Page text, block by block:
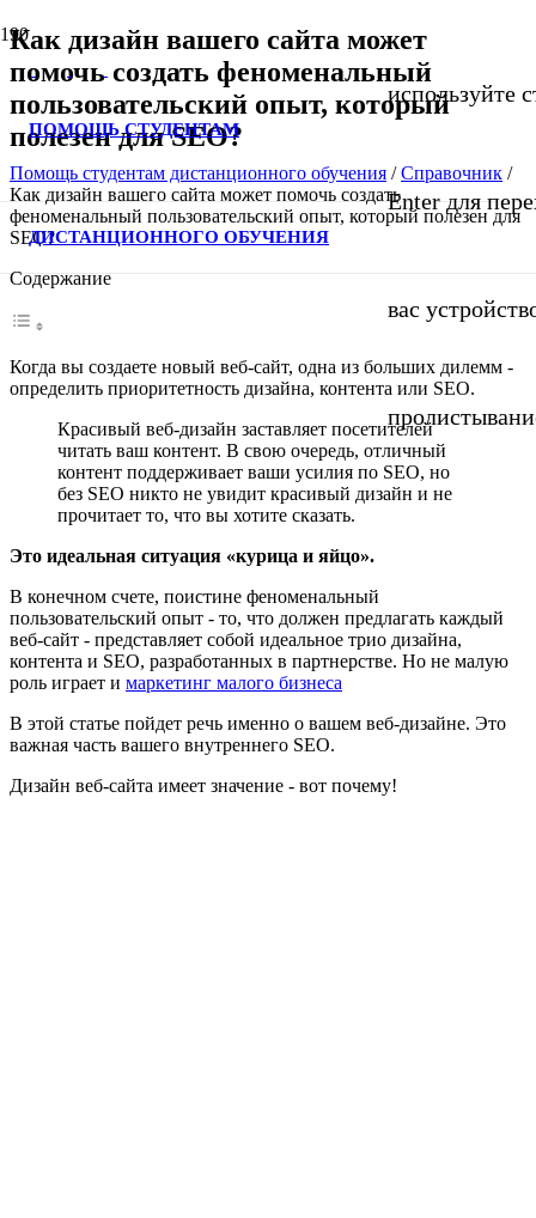
ПОМОЩЬ СТУДЕНТАМ
ДИСТАНЦИОННОГО ОБУЧЕНИЯ
используйте
Enter для
вас
Как дизайн вашего сайта может
помочь создать феноменальный
пользовательский опыт, который
полезен для SEO?
Помощь студентам дистанционного обучения /Справочник /
Как дизайн вашего сайта может помочь создать
феноменальный пользовательский опыт, который полезен для
SEO?
Содержание
Когда вы создаете новый веб-сайт, одна из больших дилемм -
определить приоритетность дизайна, контента или SEO.
Красивый веб-дизайн заставляет посетителей
читать ваш контент. В свою очередь, отличный
контент поддерживает ваши усилия по SEO, но
без SEO никто не увидит красивый дизайн и не
прочитает то, что вы хотите сказать.
Это идеальная ситуация «курица и яйцо».
В конечном счете, поистине феноменальный
пользовательский опыт - то, что должен предлагать каждый
веб-сайт - представляет собой идеальное трио дизайна,
контента и SEO, разработанных в партнерстве. Но не малую
роль играет и маркетинг малого бизнеса
В этой статье пойдет речь именно о вашем веб-дизайне. Это
важная часть вашего внутреннего SEO.
Дизайн веб-сайта имеет значение - вот почему!